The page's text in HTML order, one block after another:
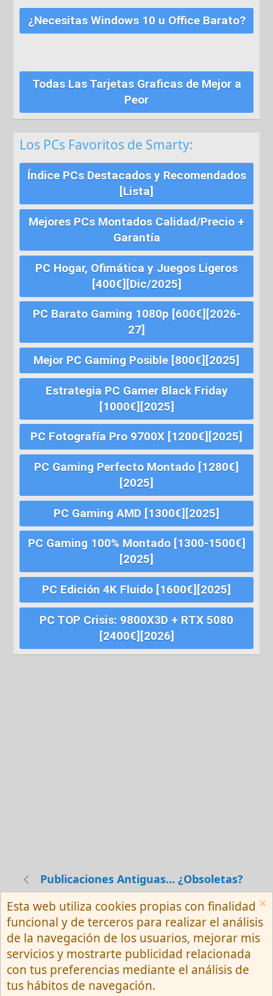
¿Necesitas Windows 10 u Office Barato?
Todas Las Tarjetas Graficas de Mejor a
Peor
Los PCs Favoritos de Smarty:
Índice PCs Destacados y Recomendados
[Lista]
Mejores PCs Montados Calidad/Precio +
Garantía
PC Hogar, Ofimática y Juegos Ligeros
[400€][Dic/2025]
PC Barato Gaming 1080p [600€][2026-
27]
Mejor PC Gaming Posible [800€][2025]
Estrategia PC Gamer Black Friday
[1000€][2025]
PC Fotografía Pro 9700X [1200€][2025]
PC Gaming Perfecto Montado [1280€]
[2025]
PC Gaming AMD [1300€][2025]
PC Gaming 100% Montado [1300-1500€]
[2025]
PC Edición 4K Fluido [1600€][2025]
PC TOP Crisis: 9800X3D + RTX 5080
[2400€][2026]
Publicaciones Antiguas... ¿Obsoletas?
Español (Neutro) Tu
Contactarnos
Términos y reglas
Privacy policy
Ayuda
R
S
S
Community platform by XenForo ® © 2010-
2026 XenForo Ltd.
Esta web utiliza cookies propias con finalidad
funcional y de terceros para realizar el análisis
de la navegación de los usuarios, mejorar mis
servicios y mostrarte publicidad relacionada
con tus preferencias mediante el análisis de
tus hábitos de navegación.